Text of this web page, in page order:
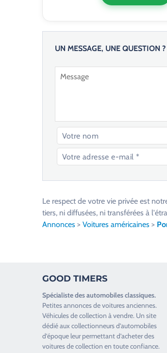
UN MESSAGE, UNE QUESTION ?
a
s
e
r
c
Le respect de votre vie privée est
tiers, ni diffusées, ni transférées à
Annonces > Voitures américaines >
GOOD TIMERS
Spécialiste desautomobiles classiques.
Petites annonces devoitures anciennes.
Véhicules de collection à vendre. Un site
dédié aux collectionneurs d’automobiles
d’époque leur permettant d’acheter des
voitures de collection en toute confiance.